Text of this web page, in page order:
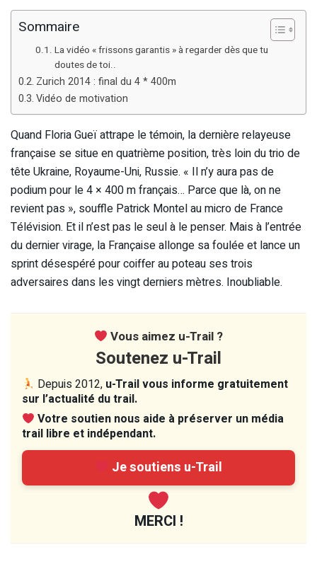
Sommaire
La vidéo « frissons garantis » à regarder dès que tu
doutes de toi..
Zurich 2014 : final du 4 * 400m
Vidéo de motivation
Quand Floria Gueï attrape le témoin, la dernière relayeuse
française se situe en quatrième position, très loin du trio de
tête Ukraine, Royaume-Uni, Russie. « Il n’y aura pas de
podium pour le 4 × 400 m français… Parce que là, on ne
revient pas », souffle Patrick Montel au micro de France
Télévision. Et il n’est pas le seul à le penser. Mais à l’entrée
du dernier virage, la Française allonge sa foulée et lance un
sprint désespéré pour coiffer au poteau ses trois
adversaires dans les vingt derniers mètres. Inoubliable.
Vous aimez u-Trail ?
Soutenez u-Trail
Depuis 2012, u-Trail vous informe gratuitement
sur l’actualité du trail.
Votre soutien nous aide à préserver un média
trail libre et indépendant.
Je soutiens u-Trail
MERCI !